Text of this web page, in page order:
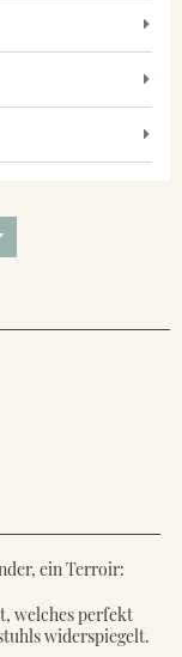
ein Terroir:
welches perfekt
widerspiegelt.